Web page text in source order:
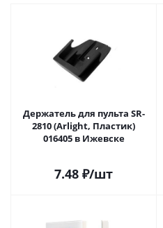
Держатель для пульта SR-
2810 (Arlight, Пластик)
016405 в Ижевске
7.48 ₽/шт